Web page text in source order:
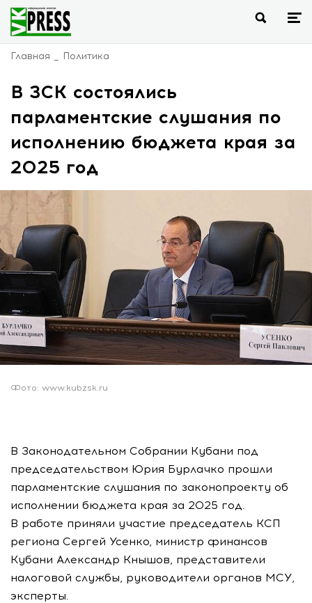
Главная Политика
В ЗСК состоялись
парламентские слушания по
исполнению бюджета края за
2025 год
Фото: www.kubzsk.ru
В Законодательном Собрании Кубани под
председательством Юрия Бурлачко прошли
парламентские слушания по законопроекту об
исполнении бюджета края за 2025 год.
В работе приняли участие председатель КСП
региона Сергей Усенко, министр финансов
Кубани Александр Кнышов, представители
налоговой службы, руководители органов МСУ,
эксперты.